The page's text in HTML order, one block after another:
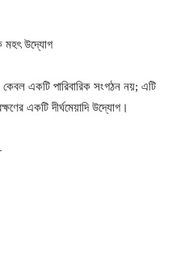
মহৎ উদ্যোগ
একটি পারিবারিক সংগঠন নয়; এটি
একটি দীর্ঘমেয়াদি উদ্যোগ।